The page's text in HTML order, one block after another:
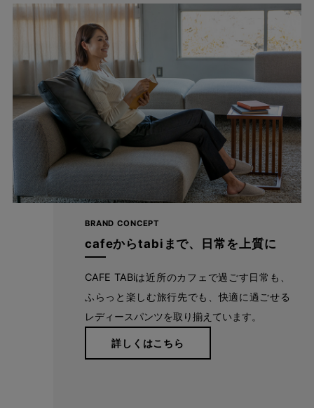
cafeからtabiまで、日常を上質に
自分に似合うものを知っている人、年齢を重ねるごとに輝く
人に向けて、オンラインショップ「CAFE TABi」は日常・非
本物のスタンダードを
BRAND CONCEPT
cafeからtabiまで、日常を上質に
CAFE TABiは近所のカフェで過ごす日常も、
ふらっと楽しむ旅行先でも、快適に過ごせる
レディースパンツを取り揃えています。
詳しくはこちら